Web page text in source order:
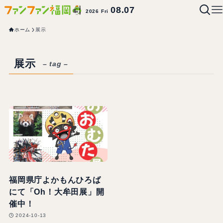
2026 Fri08.07
ホーム 展示
展示 – tag –
福岡県庁よかもんひろば
にて「Oh！大牟田展」開
催中！
2024-10-13